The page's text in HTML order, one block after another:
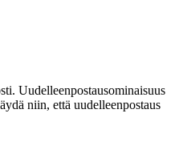
Uudelleenpostausominaisuus
niin, että uudelleenpostaus